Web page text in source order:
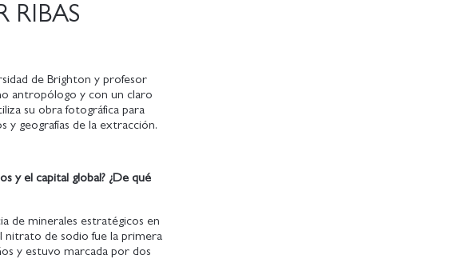
RIBAS
de Brighton y profesor
antropólogo y con un claro
su obra fotográfica para
geografías de la extracción.
y el capital global? ¿De qué
de minerales estratégicos en
nitrato de sodio fue la primera
y estuvo marcada por dos